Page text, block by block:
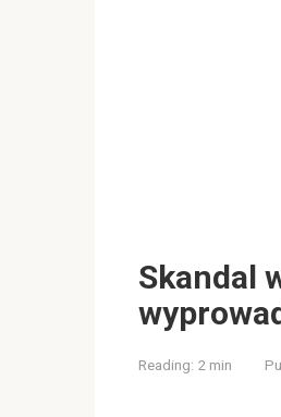
Skandal
Reading: 2 min